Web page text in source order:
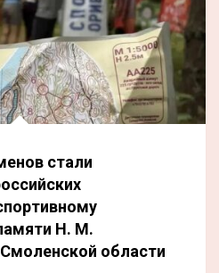
стали
Н. М.
области